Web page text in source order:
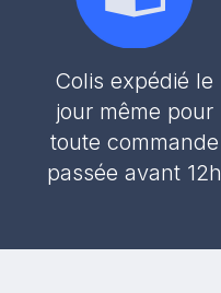
Colis expédié le
jour même pour
toute commande
passée avant 12h